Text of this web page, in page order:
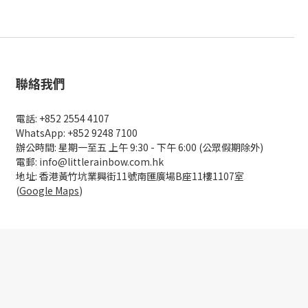
聯絡我們
電話: +852 2554 4107
WhatsApp: +852 9248 7100
辦公時間: 星期一至五 上午 9:30 - 下午 6:00 (公眾假期除外)
電郵: info@littlerainbow.com.hk
地址: 香港黃竹坑業興街11號南匯廣場B座11樓1107室
(Google Maps)